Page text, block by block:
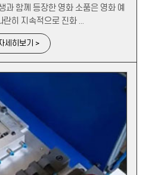
과 함께 등장한 영화 소품은 영화 예
히 지속적으로 진화 ...
세히보기 >